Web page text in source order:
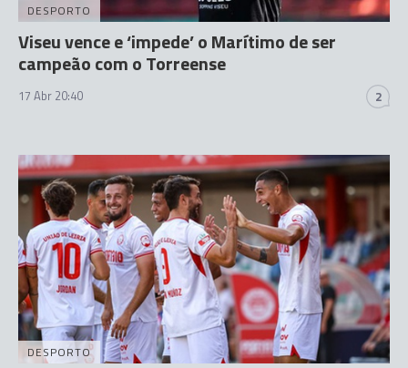
DESPORTO
Viseu vence e ‘impede’ o Marítimo de ser
campeão com o Torreense
17 Abr 20:40 2
DESPORTO